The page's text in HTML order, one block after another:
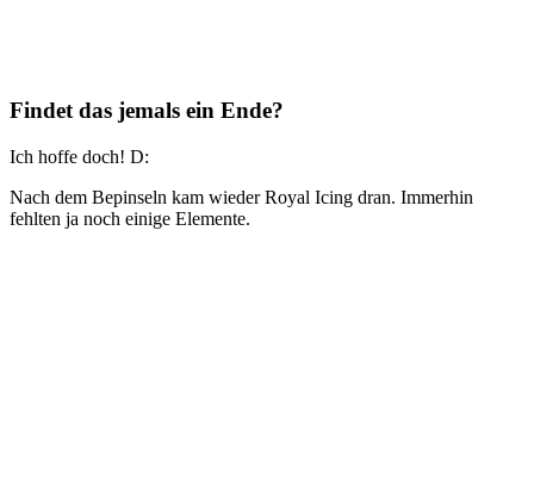
Findet das jemals ein Ende?
Ich hoffe doch! D:
Nach dem Bepinseln kam wieder Royal Icing dran. Immerhin
fehlten ja noch einige Elemente.